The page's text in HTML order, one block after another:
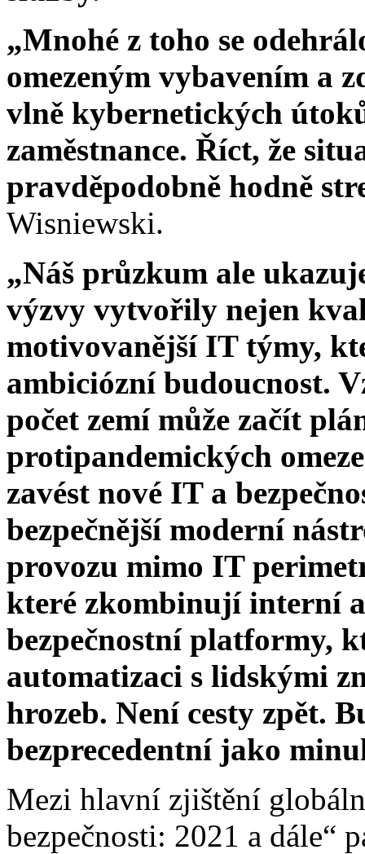
„Mnohé z toho se
omezeným vybavením a
vlně kybernetických
zaměstnance. Říct, že
pravděpodobně hodně
Wisniewski.
„Náš průzkum ale
výzvy vytvořily nejen
motivovanější IT týmy,
ambiciózní budoucnost.
počet zemí může začít
protipandemických
zavést nové IT a
bezpečnější moderní
provozu mimo IT
které zkombinují interní
bezpečnostní platformy,
automatizaci s lidskými
hrozeb. Není cesty zpět.
bezprecedentní jako
Mezi hlavní zjištění
bezpečnosti: 2021 a dále“